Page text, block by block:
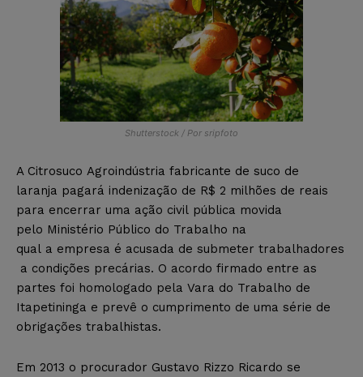
Shutterstock / Por sripfoto
A Citrosuco Agroindústria fabricante de suco de
laranja pagará indenização de R$ 2 milhões de reais
para encerrar uma ação civil pública movida
pelo Ministério Público do Trabalho na
qual a empresa é acusada de submeter trabalhadores
a condições precárias. O acordo firmado entre as
partes foi homologado pela Vara do Trabalho de
Itapetininga e prevê o cumprimento de uma série de
obrigações trabalhistas.
Em 2013 o procurador Gustavo Rizzo Ricardo se